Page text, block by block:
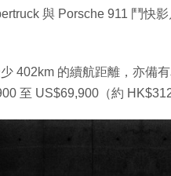
與 Porsche 911 鬥快
402km 的續航距離，亦備
至 US$69,900（約